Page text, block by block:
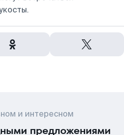
и интересном
предложениями